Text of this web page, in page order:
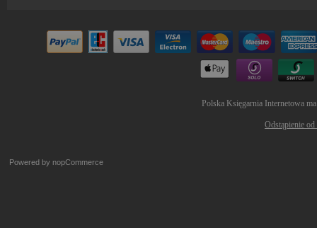
Polska Księgarnia Internetowa
Odstąpienie
Powered by nopCommerce